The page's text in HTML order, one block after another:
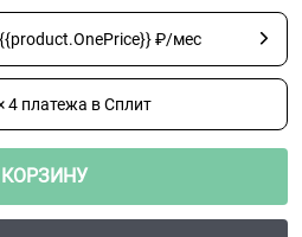
₽/мес
4 платежа в Сплит